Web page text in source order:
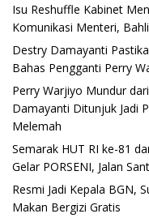
Isu Reshuffle Kabinet
Komunikasi Menteri,
Destry Damayanti
Bahas Pengganti Perry
Perry Warjiyo Mundur
Damayanti Ditunjuk Jadi
Melemah
Semarak HUT RI ke-81
Gelar PORSENI, Jalan
Resmi Jadi Kepala BGN,
Makan Bergizi Gratis